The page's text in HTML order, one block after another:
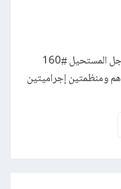
رواية الوداع – العدد مائة وستون من سلسلة رجل المستحيل #160
ومنظمتين إجراميتين